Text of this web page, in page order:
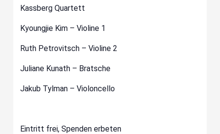
Kassberg Quartett
Kyoungjie Kim – Violine 1
Ruth Petrovitsch – Violine 2
Juliane Kunath – Bratsche
Jakub Tylman – Violoncello
Eintritt frei, Spenden erbeten